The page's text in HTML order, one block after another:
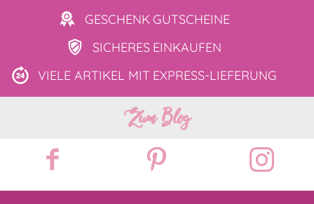
GESCHENK GUTSCHEINE
SICHERES EINKAUFEN
VIELE ARTIKEL MIT EXPRESS-LIEFERUNG
Zum Blog